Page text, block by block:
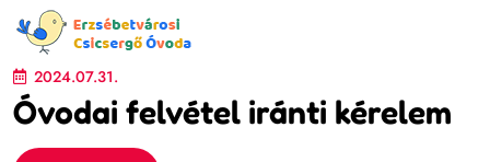
2024.07.31.
Óvodai felvétel iránti kérelem